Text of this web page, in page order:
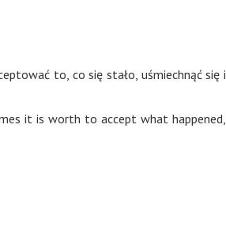
to, co się stało, uśmiechnąć się i
it is worth to accept what happened,